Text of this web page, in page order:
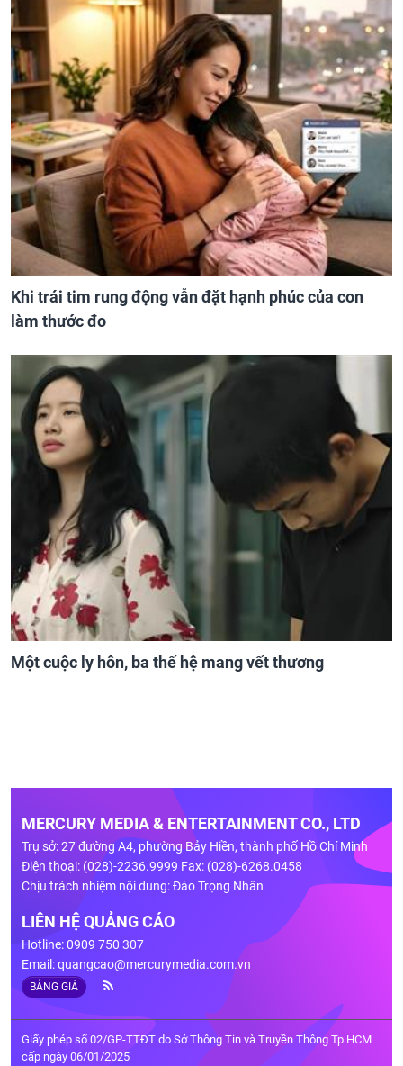
Khi trái tim rung động vẫn đặt hạnh phúc của con
làm thước đo
Một cuộc ly hôn, ba thế hệ mang vết thương
MERCURY MEDIA & ENTERTAINMENT CO., LTD
Trụ sở: 27 đường A4, phường Bảy Hiền, thành phố Hồ Chí Minh
Điện thoại: (028)-2236.9999 Fax: (028)-6268.0458
Chịu trách nhiệm nội dung: Đào Trọng Nhân
LIÊN HỆ QUẢNG CÁO
Hotline: 0909 750 307
Email:quangcao@mercurymedia.com.vn
BẢNG GIÁ
Giấy phép số 02/GP-TTĐT do Sở Thông Tin và Truyền Thông Tp.HCM
cấp ngày 06/01/2025